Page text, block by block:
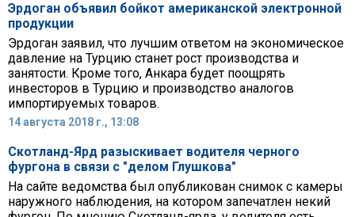
Эрдоган объявил бойкот американской электронной
продукции
Эрдоган заявил, что лучшим ответом на экономическое
давление на Турцию станет рост производства и
занятости. Кроме того, Анкара будет поощрять
инвесторов в Турцию и производство аналогов
импортируемых товаров.
14 августа 2018 г., 13:08
Скотланд-Ярд разыскивает водителя черного
фургона в связи с "делом Глушкова"
На сайте ведомства был опубликован снимок с камеры
наружного наблюдения, на котором запечатлен некий